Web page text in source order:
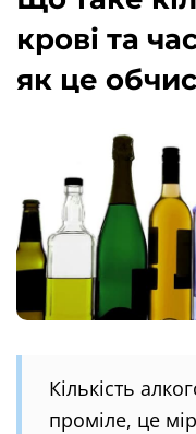
крові та
як це
Кількість
проміле, це